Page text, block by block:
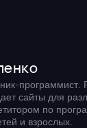
программист.
сайты для
по
и взрослых.